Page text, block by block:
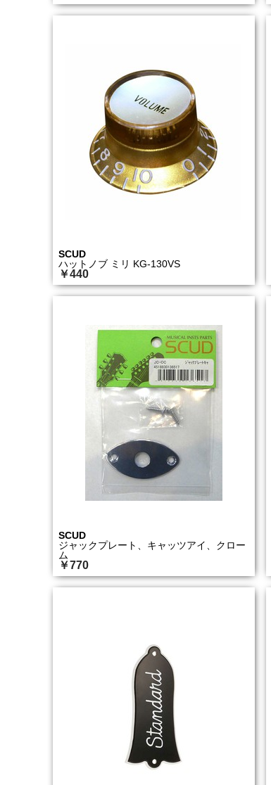
SCUD
ハットノブ ミリ KG-130VS
￥440
SCUD
ジャックプレート、キャッツアイ、クロー
ム
￥770